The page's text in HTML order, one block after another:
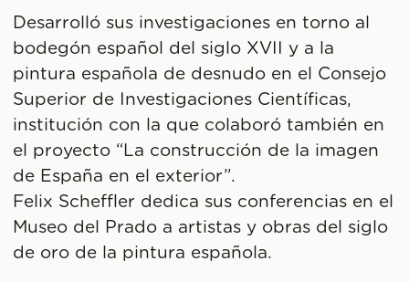
Desarrolló sus investigaciones en torno al
bodegón español del siglo XVII y a la
pintura española de desnudo en el Consejo
Superior de Investigaciones Científicas,
institución con la que colaboró también en
el proyecto “La construcción de la imagen
de España en el exterior”.
Felix Scheffler dedica sus conferencias en el
Museo del Prado a artistas y obras del siglo
de oro de la pintura española.